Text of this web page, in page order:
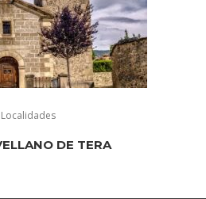
Localidades
DE TERA